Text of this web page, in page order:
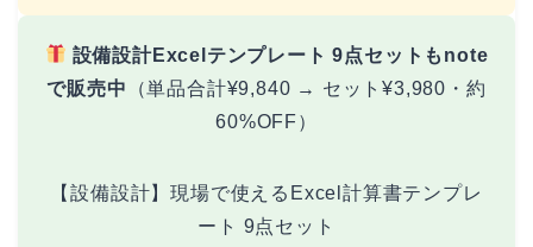
設備設計Excelテンプレート 9点セットもnote
で販売中 （単品合計¥9,840 → セット¥3,980・約
60%OFF）
【設備設計】現場で使えるExcel計算書テンプレ
ート 9点セット